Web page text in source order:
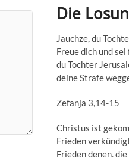
Die
Jauchze, du
Freue dich und
du Tochter
deine Strafe
Zefanja 3,14-15
Christus ist
Frieden
Frieden denen,